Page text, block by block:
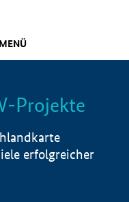
MENÜ
Info
Projekte
erfolgreicher